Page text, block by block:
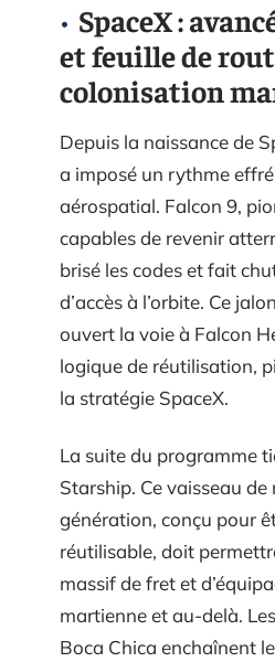
SpaceX :
et feuille de
colonisation
Depuis la naissance de
a imposé un rythme
aérospatial. Falcon 9,
capables de revenir
brisé les codes et fait
d’accès à l’orbite. Ce
ouvert la voie à Falcon
logique de réutilisation,
la stratégie SpaceX.
La suite du programme
Starship. Ce vaisseau de
génération, conçu pour
réutilisable, doit
massif de fret et
martienne et au-delà.
Boca Chica enchaînent